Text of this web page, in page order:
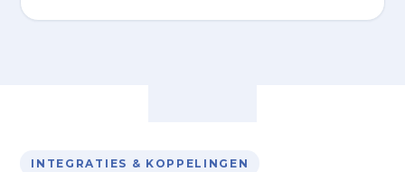
INTEGRATIES & KOPPELINGEN